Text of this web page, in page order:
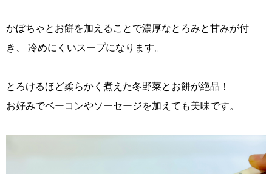
かぼちゃとお餅を加えることで濃厚なとろみと甘みが付
き、 冷めにくいスープになります。
とろけるほど柔らかく煮えた冬野菜とお餅が絶品！
お好みでベーコンやソーセージを加えても美味です。